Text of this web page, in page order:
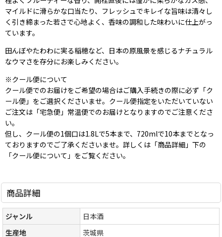
マイルドに滑らかな口当たり、フレッシュでキレイな旨味は清々し
く引き締まった若さで心地よく、香味の調和した味わいに仕上がっ
ています。
田んぼやたわわに実る稲穂など、日本の原風景を感じるナチュラル
なウマさを存分にお楽しみください。
※クール便について
クール便でのお届けをご希望の場合はご購入手続きの際に必ず「ク
ール便」をご選択くださいませ。クール便指定をいただいていない
ご注文は「宅急便」常温便でのお届けとなりますのでご注意くださ
い。
但し、クール便の1個口は1.8Lで5本まで、720mlで10本までとなっ
ておりますのでご了承くださいませ。詳しくは「商品詳細」下の
「クール便について」をご覧ください。
商品詳細
ジャンル
日本酒
生産地
茨城県